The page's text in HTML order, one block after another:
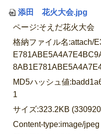
添田 花火大会.jpg
ページ:そえだ花火大会
格納ファイル名:attach/
MD5ハッシュ値
1
サイズ:323.2KB
Content-type:image/jpeg